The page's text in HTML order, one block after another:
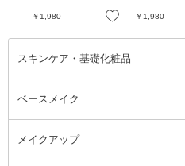
お気に入り
￥1,980 お気に入り
￥1,980
スキンケア・基礎化粧品
スキンケア・基礎化粧品全て
洗顔料
ベースメイク
ベースメイク全て
メイクアップ